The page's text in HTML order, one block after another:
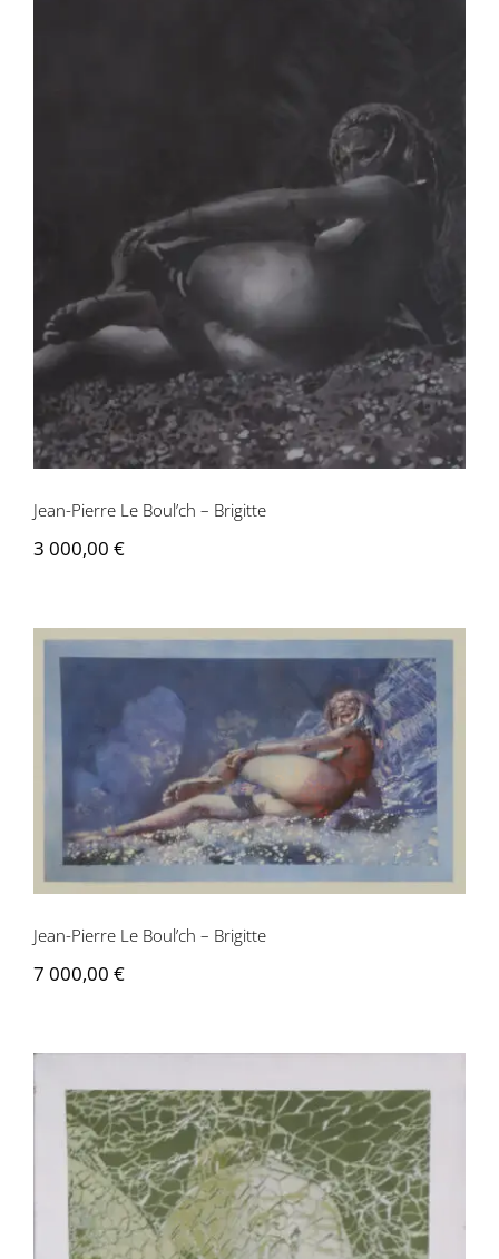
Jean-Pierre Le Boul’ch – Brigitte
Jean-Pierre Le Boul’ch – Brigitte
3 000,00 €
Jean-Pierre Le Boul’ch – Brigitte
Jean-Pierre Le Boul’ch – Brigitte
7 000,00 €